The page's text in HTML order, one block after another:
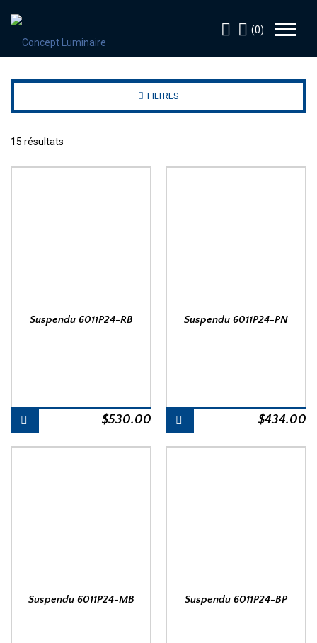
(0)
FILTRES
15 résultats
Suspendu 6011P24-RB
$530.00
Suspendu 6011P24-PN
$434.00
Suspendu 6011P24-MB Suspendu 6011P24-BP